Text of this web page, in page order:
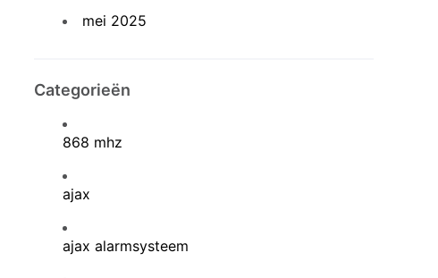
mei 2025
Categorieën
868 mhz
ajax
ajax alarmsysteem